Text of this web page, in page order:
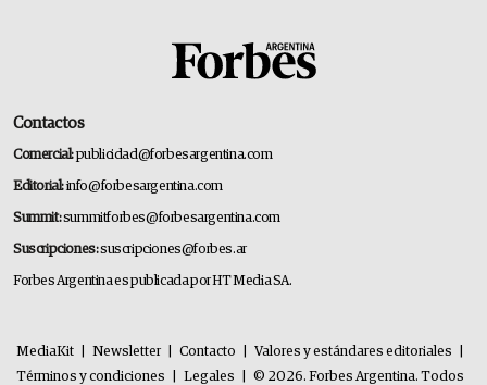
Contactos
Comercial:publicidad@forbesargentina.com
Editorial:info@forbesargentina.com
Summit:summitforbes@forbesargentina.com
Suscripciones:suscripciones@forbes.ar
Forbes Argentina es publicada por HT Media SA.
MediaKit Newsletter Contacto Valores y estándares editoriales
Términos y condiciones
Legales
© 2026. Forbes Argentina. Todos